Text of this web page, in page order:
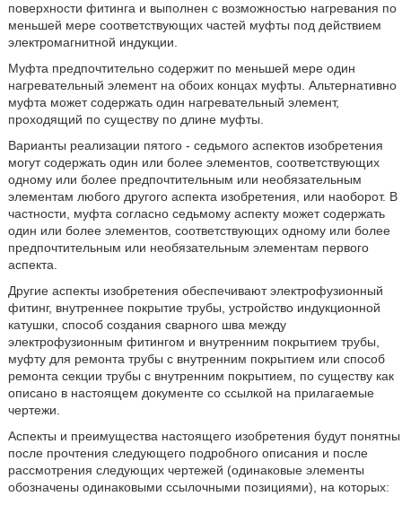
поверхности фитинга и выполнен с возможностью нагревания по
меньшей мере соответствующих частей муфты под действием
электромагнитной индукции.
Муфта предпочтительно содержит по меньшей мере один
нагревательный элемент на обоих концах муфты. Альтернативно
муфта может содержать один нагревательный элемент,
проходящий по существу по длине муфты.
Варианты реализации пятого - седьмого аспектов изобретения
могут содержать один или более элементов, соответствующих
одному или более предпочтительным или необязательным
элементам любого другого аспекта изобретения, или наоборот. В
частности, муфта согласно седьмому аспекту может содержать
один или более элементов, соответствующих одному или более
предпочтительным или необязательным элементам первого
аспекта.
Другие аспекты изобретения обеспечивают электрофузионный
фитинг, внутреннее покрытие трубы, устройство индукционной
катушки, способ создания сварного шва между
электрофузионным фитингом и внутренним покрытием трубы,
муфту для ремонта трубы с внутренним покрытием или способ
ремонта секции трубы с внутренним покрытием, по существу как
описано в настоящем документе со ссылкой на прилагаемые
чертежи.
Аспекты и преимущества настоящего изобретения будут понятны
после прочтения следующего подробного описания и после
рассмотрения следующих чертежей (одинаковые элементы
обозначены одинаковыми ссылочными позициями), на которых: